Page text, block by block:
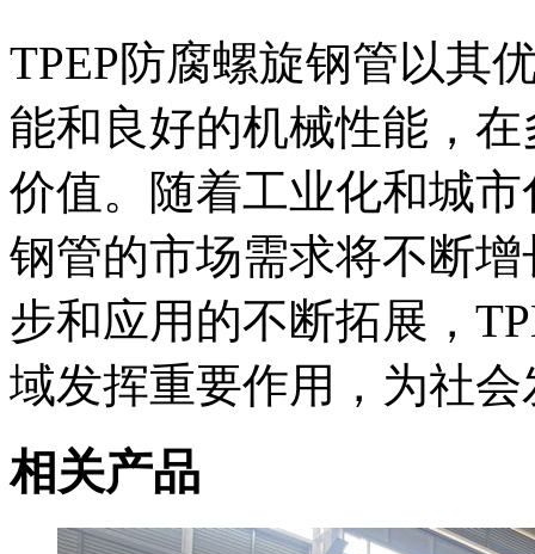
TPEP防腐螺旋钢管以其
能和良好的机械性能，
价值。随着工业化和城
钢管的市场需求将不断
步和应用的不断拓展，
域发挥重要作用，为社
相关产品